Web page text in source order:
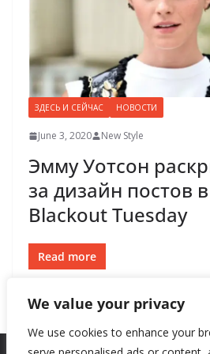
We value your privacy
We use cookies to enhance your
ЗДЕСЬ И СЕЙЧАС НОВОСТИ
June 3, 2020 New Style
Эмму Уотсон
за дизайн постов
Blackоut Tuesday
Read more